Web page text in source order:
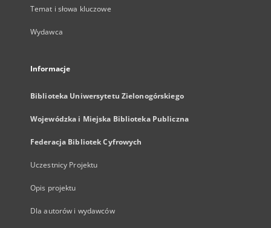
Temat i słowa kluczowe
Wydawca
Informacje
Biblioteka Uniwersytetu Zielonogórskiego
Wojewódzka i Miejska Biblioteka Publiczna
Federacja Bibliotek Cyfrowych
Uczestnicy Projektu
Opis projektu
Dla autorów i wydawców